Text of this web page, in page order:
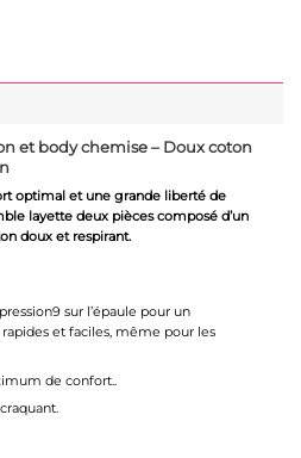
et body chemise – Doux coton
optimal et une grande liberté de
layette deux pièces composé d’un
doux et respirant.
sur l’épaule pour un
et faciles, même pour les
de confort..